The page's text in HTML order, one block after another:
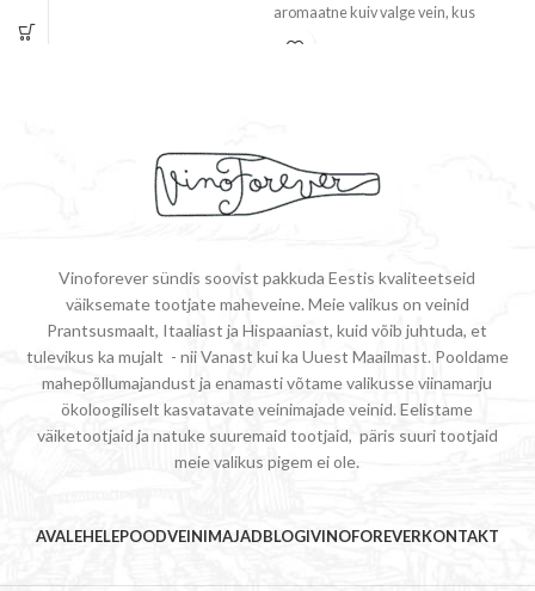
aromaatne kuiv valge vein, kus
Sauvignon’i
Vinoforever sündis soovist pakkuda Eestis kvaliteetseid
väiksemate tootjate maheveine. Meie valikus on veinid
Prantsusmaalt, Itaaliast ja Hispaaniast, kuid võib juhtuda, et
tulevikus ka mujalt - nii Vanast kui ka Uuest Maailmast. Pooldame
mahepõllumajandust ja enamasti võtame valikusse viinamarju
ökoloogiliselt kasvatavate veinimajade veinid. Eelistame
väiketootjaid ja natuke suuremaid tootjaid, päris suuri tootjaid
meie valikus pigem ei ole.
AVALEHELEPOODVEINIMAJADBLOGIVINOFOREVERKONTAKT